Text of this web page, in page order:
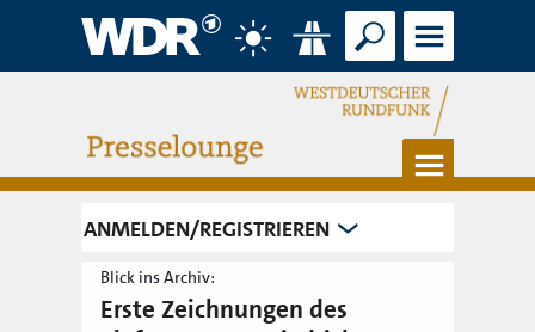
Verkehr
Suche Menü
Menü
ANMELDEN/REGISTRIEREN
Blick ins Archiv:
Erste Zeichnungen des